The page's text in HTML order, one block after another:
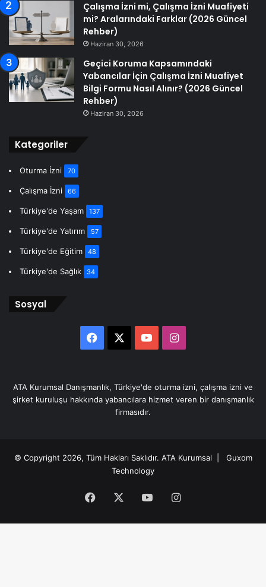
Çalışma İzni mi, Çalışma İzni Muafiyeti
mi? Aralarındaki Farklar (2026 Güncel
Rehber)
Haziran 30, 2026
Geçici Koruma Kapsamındaki
Yabancılar İçin Çalışma İzni Muafiyet
Bilgi Formu Nasıl Alınır? (2026 Güncel
Rehber)
Haziran 30, 2026
Kategoriler
Oturma İzni 70
Çalışma İzni 66
Türkiye'de Yaşam 137
Türkiye'de Yatırım 57
Türkiye'de Eğitim 48
Türkiye'de Sağlık 34
Sosyal
Facebook YouTubeInstagram
ATA Kurumsal Danışmanlık, Türkiye'de oturma izni, çalışma izni ve
şirket kuruluşu hakkında yabancılara hizmet veren bir danışmanlık
firmasıdır.
© Copyright 2026, Tüm Hakları Saklıdır. ATA Kurumsal | Guxom
Technology
Facebook YouTubeInstagram